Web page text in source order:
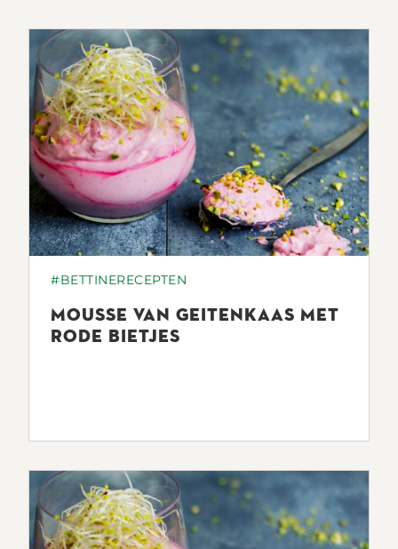
#BETTINERECEPTEN
MOUSSE VAN GEITENKAAS MET
RODE BIETJES